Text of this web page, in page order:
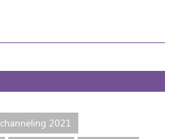
channeling 2021